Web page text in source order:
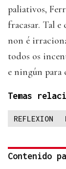
paliativos,
fracasar. Tal
non é
todos os
e ningún para
Temas
REFLEXION
Contenido